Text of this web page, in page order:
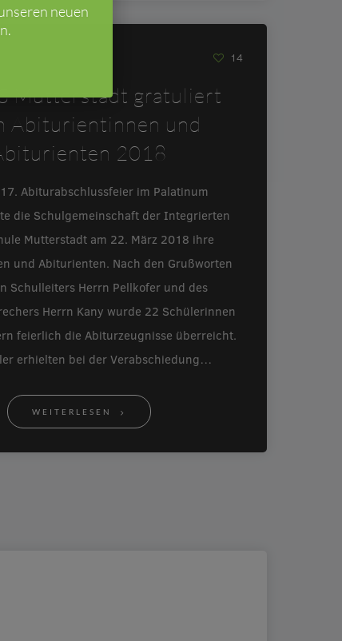
neuen
14
Mutterstadt gratuliert
Abiturientinnen und
2018
Abiturabschlussfeier im Palatinum
die Schulgemeinschaft der Integrierten
Mutterstadt am 22. März 2018 ihre
und Abiturienten. Nach den Grußworten
Schulleiters Herrn Pellkofer und des
Herrn Kany wurde 22 Schülerinnen
feierlich die Abiturzeugnisse überreicht.
erhielten bei der Verabschiedung…
WEITERLESEN